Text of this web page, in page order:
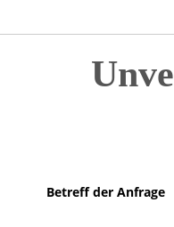
Betreff der Anfrage